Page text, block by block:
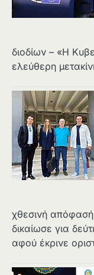
διοδίων – «Η
ελεύθερη
χθεσινή
δικαίωσε για
αφού έκρινε